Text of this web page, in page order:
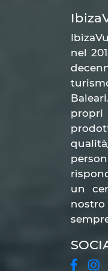
essere
spese
sito, è
in
tua
nel
un